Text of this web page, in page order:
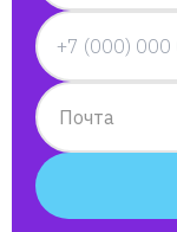
Почта